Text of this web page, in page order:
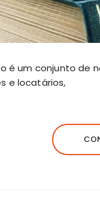
é um conjunto de
e locatários,